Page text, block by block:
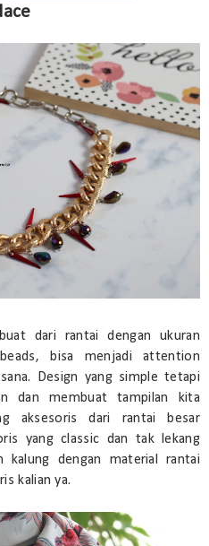
dari rantai dengan ukuran
bisa menjadi attention
Design yang simple tetapi
dan membuat tampilan kita
aksesoris dari rantai besar
yang classic dan tak lekang
kalung dengan material rantai
kalian ya.